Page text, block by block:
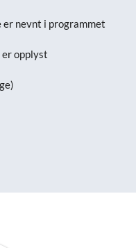
nevnt i programmet
opplyst